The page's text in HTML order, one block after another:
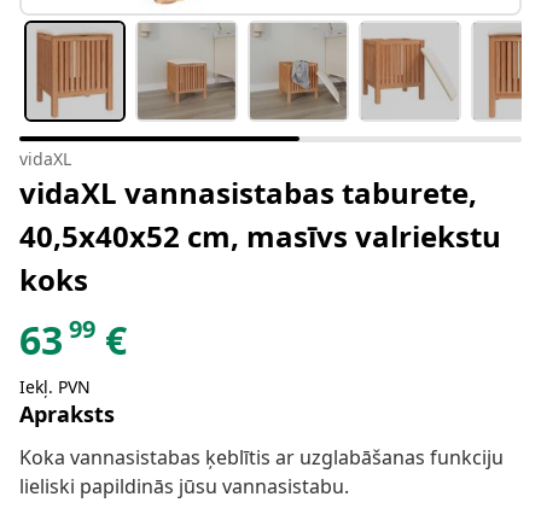
vidaXL
vidaXL vannasistabas taburete,
40,5x40x52 cm, masīvs valriekstu
koks
63 99 €
Iekļ. PVN
Apraksts
Koka vannasistabas ķeblītis ar uzglabāšanas funkciju
lieliski papildinās jūsu vannasistabu.